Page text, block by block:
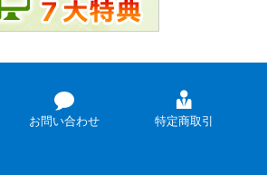
お問い合わせ 特定商取引